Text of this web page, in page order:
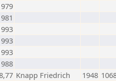
Knapp Friedrich 1948